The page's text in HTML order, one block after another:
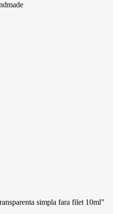
simpla fara filet 10ml”